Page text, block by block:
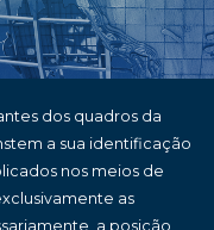
dos quadros da
a sua identificação
nos meios de
as
a posição